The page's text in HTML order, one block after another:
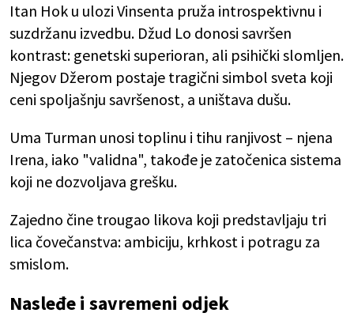
Itan Hok u ulozi Vinsenta pruža introspektivnu i
suzdržanu izvedbu. Džud Lo donosi savršen
kontrast: genetski superioran, ali psihički slomljen.
Njegov Džerom postaje tragični simbol sveta koji
ceni spoljašnju savršenost, a uništava dušu.
Uma Turman unosi toplinu i tihu ranjivost – njena
Irena, iako "validna", takođe je zatočenica sistema
koji ne dozvoljava grešku.
Zajedno čine trougao likova koji predstavljaju tri
lica čovečanstva: ambiciju, krhkost i potragu za
smislom.
Nasleđe i savremeni odjek